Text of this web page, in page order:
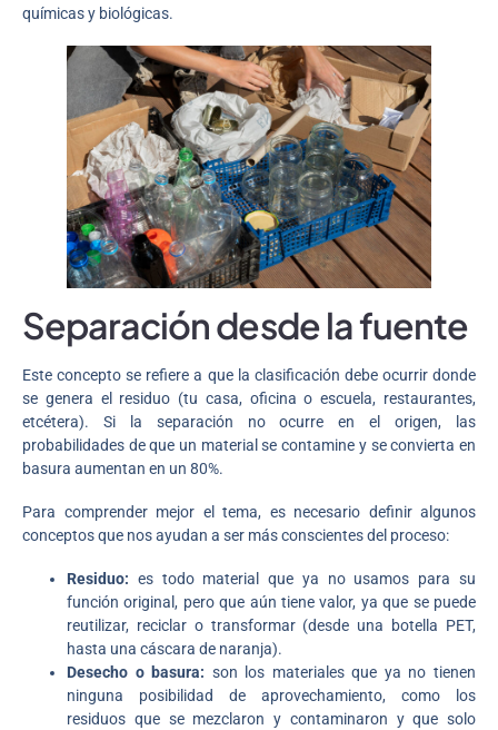
químicas y biológicas.
Separación desde la fuente
Este concepto se refiere a que la clasificación debe ocurrir donde
se genera el residuo (tu casa, oficina o escuela, restaurantes,
etcétera). Si la separación no ocurre en el origen, las
probabilidades de que un material se contamine y se convierta en
basura aumentan en un 80%.
Para comprender mejor el tema, es necesario definir algunos
conceptos que nos ayudan a ser más conscientes del proceso:
Residuo: es todo material que ya no usamos para su
función original, pero que aún tiene valor, ya que se puede
reutilizar, reciclar o transformar (desde una botella PET,
hasta una cáscara de naranja).
Desecho o basura: son los materiales que ya no tienen
ninguna posibilidad de aprovechamiento, como los
residuos que se mezclaron y contaminaron y que solo